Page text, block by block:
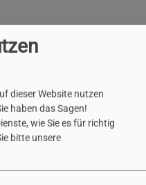
(pdf)
dieser Website nutzen
haben das Sagen!
wie Sie es für richtig
bitte unsere